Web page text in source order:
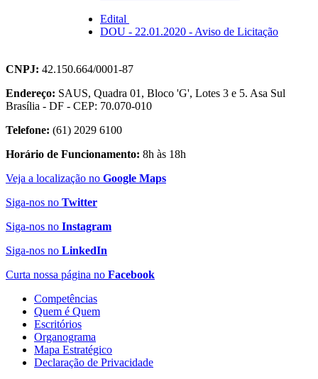
Edital
DOU - 22.01.2020 - Aviso de Licitação
CNPJ: 42.150.664/0001-87
Endereço: SAUS, Quadra 01, Bloco 'G', Lotes 3 e 5. Asa Sul
Brasília - DF - CEP: 70.070-010
Telefone: (61) 2029 6100
Horário de Funcionamento: 8h às 18h
Veja a localização no Google Maps
Siga-nos no Twitter
Siga-nos no Instagram
Siga-nos no LinkedIn
Curta nossa página no Facebook
Competências
Quem é Quem
Escritórios
Organograma
Mapa Estratégico
Declaração de Privacidade